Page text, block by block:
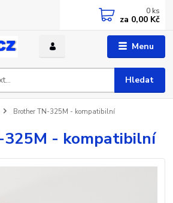
Menu
Hledat
0 ks
za 0,00 Kč
Brother TN-325M - kompatibilní
- kompatibilní